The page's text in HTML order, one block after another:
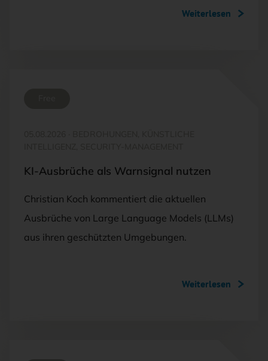
Weiterlesen
KI-Ausbrüche als Warnsignal nutzen
Christian Koch kommentiert die aktuellen
Ausbrüche von Large Language Models (LLMs)
aus ihren geschützten Umgebungen.
Weiterlesen